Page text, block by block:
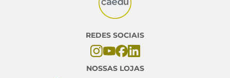
REDES SOCIAIS
NOSSAS LOJAS